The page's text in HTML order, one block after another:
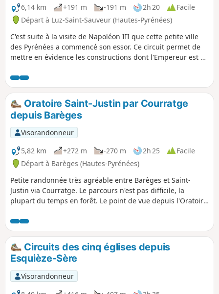
*
6,14 km
+191 m -191 m 2h 20
Facile
Départ à Luz-Saint-Sauveur (Hautes-Pyrénées)
C'est suite à la visite de Napoléon III que cette petite ville
des Pyrénées a commencé son essor. Ce circuit permet de
mettre en évidence les constructions dont l'Empereur est à
quartier thermal de Saint-Sauveur, puis le pont qui porte
son nom et qui enjambe le gave de Gavarnie et enfin la
petite chapelle Solférino, souvenir de sa victoire sur les
Prussiens.
Oratoire Saint-Justin par Courratge
depuis Barèges
Visorandonneur
5,82 km
+272 m -270 m 2h 25
Facile
Départ à Barèges (Hautes-Pyrénées)
Petite randonnée très agréable entre Barèges et Saint-
Justin via Courratge. Le parcours n'est pas difficile, la
plupart du temps en forêt. Le point de vue depuis l'Oratoire
Sauveur que vers le Tourmalet. Le parcours est bien balisé
et commun avec le GR®10 entre Barèges et Saint-Justin.
Circuits des cinq églises depuis
Esquièze-Sère
Visorandonneur